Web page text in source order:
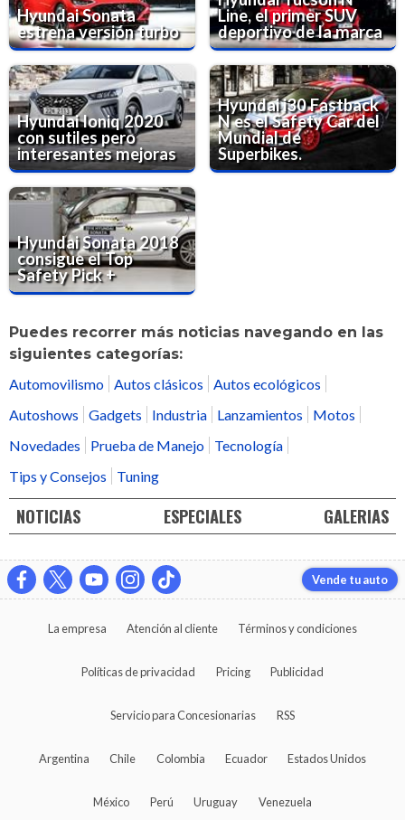
Hyundai Sonata
estrena versión turbo
Line, el primer SUV
deportivo de la marca
Hyundai Ioniq 2020
con sutiles pero
interesantes mejoras
Hyundai i30 Fastback
N es el Safety Car del
Mundial de
Superbikes.
Hyundai Sonata 2018
consigue el Top
Safety Pick +
Puedes recorrer más noticias navegando en las
siguientes categorías:
Automovilismo
Autos clásicos
Autos ecológicos
Autoshows
Gadgets Industria Lanzamientos
Motos
Novedades
Prueba de Manejo
Tecnología
Tips y Consejos
Tuning
NOTICIAS ESPECIALES GALERIAS
Vende tu auto
La empresa Atención al cliente Términos y condiciones
Políticas de privacidad Pricing Publicidad
Servicio para Concesionarias RSS
Argentina Chile Colombia Ecuador Estados Unidos
México Perú Uruguay Venezuela